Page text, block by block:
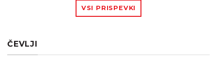
VSI PRISPEVKI
ČEVLJI